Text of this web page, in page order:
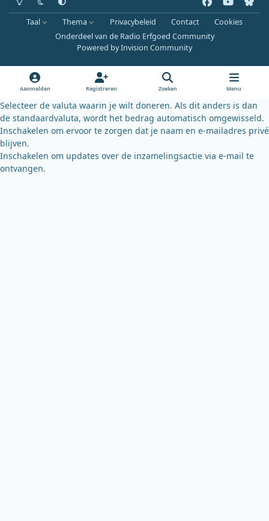
a
c
e
o
k
o
u
b
l
u
k
y
Taal Thema Privacybeleid Contact
Cookies
Onderdeel van de Radio Erfgoed Community
Powered byInvision Community
Aanmelden Registreren Zoeken Menu
Selecteer de valuta waarin je wilt doneren. Als dit anders is dan
de standaardvaluta, wordt het bedrag automatisch omgewisseld.
Inschakelen om ervoor te zorgen dat je naam en e-mailadres privé
blijven.
Inschakelen om updates over de inzamelingsactie via e-mail te
ontvangen.